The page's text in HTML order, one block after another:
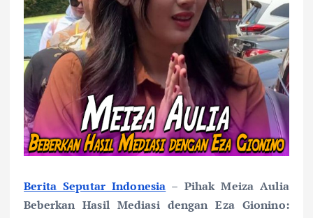
Berita Seputar Indonesia – Pihak Meiza Aulia
Beberkan Hasil Mediasi dengan Eza Gionino: